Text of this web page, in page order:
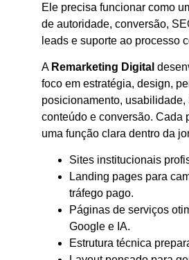
Ele precisa funcionar como
de autoridade, conversão,
leads e suporte ao processo
A Remarketing Digital
foco em estratégia, design,
posicionamento, usabilidade,
conteúdo e conversão. Cada
uma função clara dentro da
Sites institucionais
Landing pages para
tráfego pago.
Páginas de serviços
Google e IA.
Estrutura técnica